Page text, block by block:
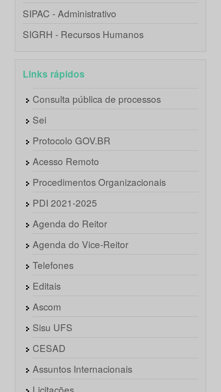
SIPAC - Administrativo
SIGRH - Recursos Humanos
Links rápidos
Consulta pública de processos
Sei
Protocolo GOV.BR
Acesso Remoto
Procedimentos Organizacionais
PDI 2021-2025
Agenda do Reitor
Agenda do Vice-Reitor
Telefones
Editais
Ascom
Sisu UFS
CESAD
Assuntos Internacionais